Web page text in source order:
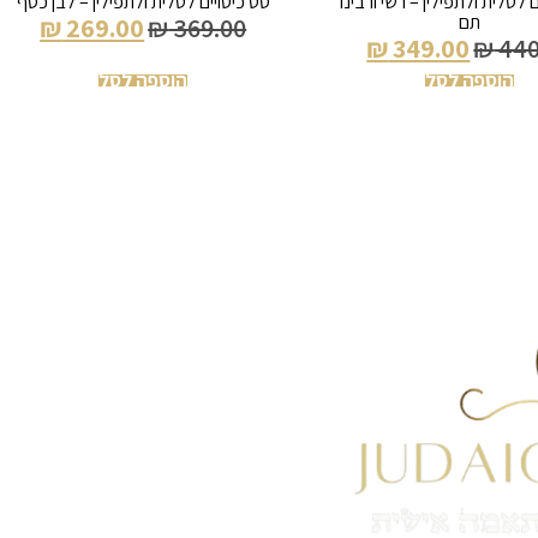
תם
₪
₪349.00
הוספה לסל
₪369.00
₪269.00
הוספה לסל